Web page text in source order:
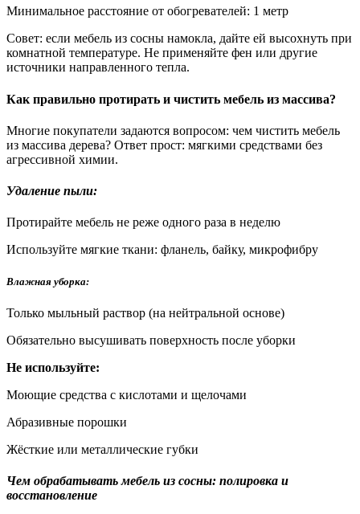
Минимальное расстояние от обогревателей: 1 метр
Совет: если мебель из сосны намокла, дайте ей высохнуть при
комнатной температуре. Не применяйте фен или другие
источники направленного тепла.
Как правильно протирать и чистить мебель из массива?
Многие покупатели задаются вопросом: чем чистить мебель
из массива дерева? Ответ прост: мягкими средствами без
агрессивной химии.
Удаление пыли:
Протирайте мебель не реже одного раза в неделю
Используйте мягкие ткани: фланель, байку, микрофибру
Влажная уборка:
Только мыльный раствор (на нейтральной основе)
Обязательно высушивать поверхность после уборки
Не используйте:
Моющие средства с кислотами и щелочами
Абразивные порошки
Жёсткие или металлические губки
Чем обрабатывать мебель из сосны: полировка и
восстановление